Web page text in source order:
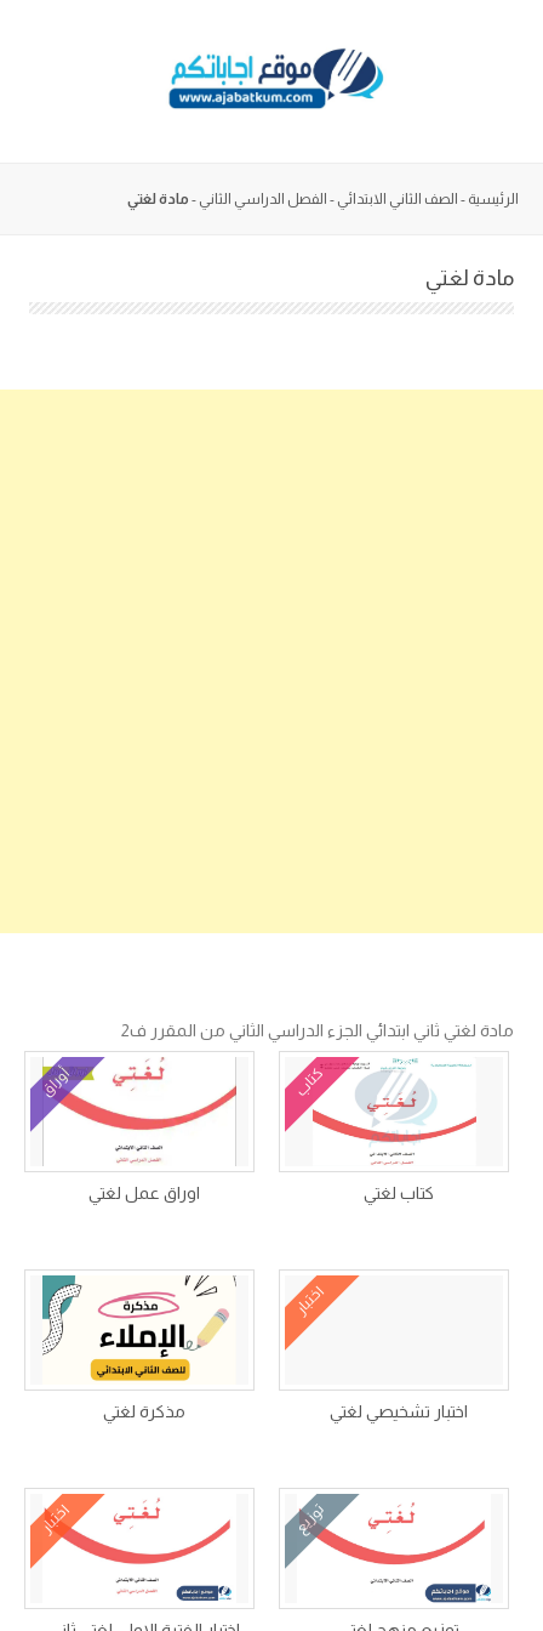
الرئيسية - الصف الثاني الابتدائي - الفصل الدراسي الثاني - مادة لغتي
مادة لغتي
مادة لغتي ثاني ابتدائي الجزء الدراسي الثاني من المقرر ف2
كتاب
كتاب لغتي
أوراق
اوراق عمل لغتي
اختبار
اختبار تشخيصي لغتي مذكرة لغتي
توزيع اختبار